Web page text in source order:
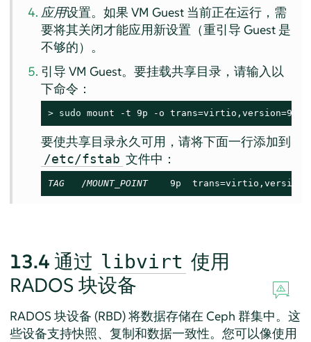
应用设置。如果 VM Guest 当前正在运行，需
要将其关闭才能应用新设置（重引导 Guest 是
不够的）。
引导 VM Guest。要挂载共享目录，请输入以
下命令：
> sudo mount -t 9p -o
要使共享目录永久可用，请将下面一行添加到
/etc/fstab 文件中：
TAG
   /
MOUNT_POINT
9p
13.4 通过 libvirt 使用
RADOS 块设备
RADOS 块设备 (RBD) 将数据存储在 Ceph 群集中。这
些设备支持快照、复制和数据一致性。您可以像使用